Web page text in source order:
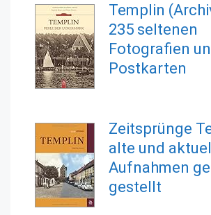
Templin
235 seltenen
Fotografien
Postkarten
Zeitsprünge
alte und
Aufnahmen
gestellt